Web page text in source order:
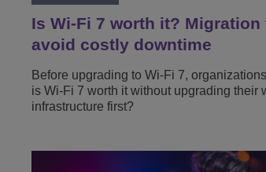
Is Wi-Fi 7 worth it?
avoid costly downtime
Before upgrading to Wi-Fi 7,
is Wi-Fi 7 worth it without upgrading their
infrastructure first?